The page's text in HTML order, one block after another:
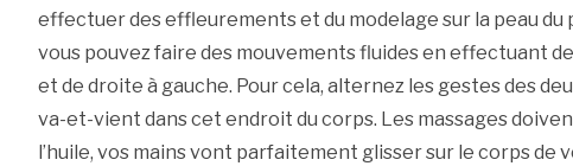
effectuer des effleurements et du modelage sur la peau du
vous pouvez faire des mouvements fluides en effectuant
et de droite à gauche. Pour cela, alternez les gestes des
va-et-vient dans cet endroit du corps. Les massages
l’huile, vos mains vont parfaitement glisser sur le corps de